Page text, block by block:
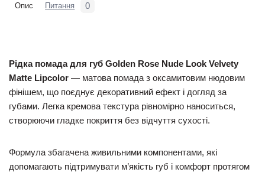
Опис Питання 0
Рідка помада для губ Golden Rose Nude Look Velvety
Matte Lipcolor — матова помада з оксамитовим нюдовим
фінішем, що поєднує декоративний ефект і догляд за
губами. Легка кремова текстура рівномірно наноситься,
створюючи гладке покриття без відчуття сухості.
Формула збагачена живильними компонентами, які
допомагають підтримувати м’якість губ і комфорт протягом